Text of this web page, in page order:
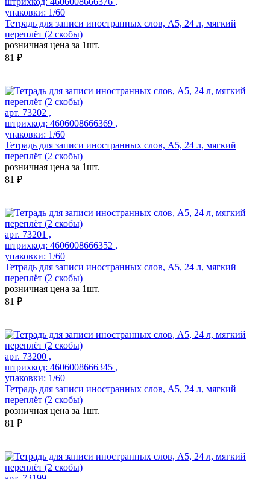
упаковки: 1/60
Тетрадь для записи иностранных слов, А5, 24 л, мягкий
переплёт (2 скобы)
розничная цена за 1шт.
81 ₽
арт. 73202 ,
штрихкод: 4606008666369 ,
упаковки: 1/60
Тетрадь для записи иностранных слов, А5, 24 л, мягкий
переплёт (2 скобы)
розничная цена за 1шт.
81 ₽
арт. 73201 ,
штрихкод: 4606008666352 ,
упаковки: 1/60
Тетрадь для записи иностранных слов, А5, 24 л, мягкий
переплёт (2 скобы)
розничная цена за 1шт.
81 ₽
арт. 73200 ,
штрихкод: 4606008666345 ,
упаковки: 1/60
Тетрадь для записи иностранных слов, А5, 24 л, мягкий
переплёт (2 скобы)
розничная цена за 1шт.
81 ₽